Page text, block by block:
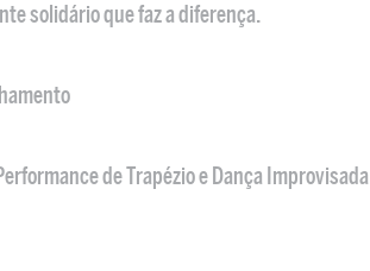
solidário que faz a diferença.
de Trapézio e Dança Improvisada